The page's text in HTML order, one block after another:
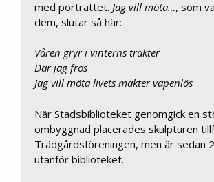
med porträttet. Jag vill möta…, som
dem, slutar så här:
Våren gryr i vinterns trakter
Där jag frös
Jag vill möta livets makter vapenlös
När Stadsbiblioteket genomgick en
ombyggnad placerades skulpturen
Trädgårdsföreningen, men är sedan
utanför biblioteket.